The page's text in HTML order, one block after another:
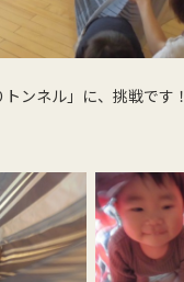
トンネル」に、挑戦です！